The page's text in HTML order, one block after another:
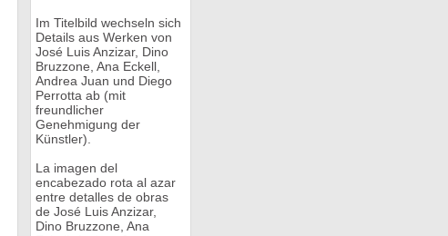
Im Titelbild wechseln sich
Details aus Werken von
José Luis Anzizar, Dino
Bruzzone, Ana Eckell,
Andrea Juan und Diego
Perrotta ab (mit
freundlicher
Genehmigung der
Künstler).
La imagen del
encabezado rota al azar
entre detalles de obras
de José Luis Anzizar,
Dino Bruzzone, Ana